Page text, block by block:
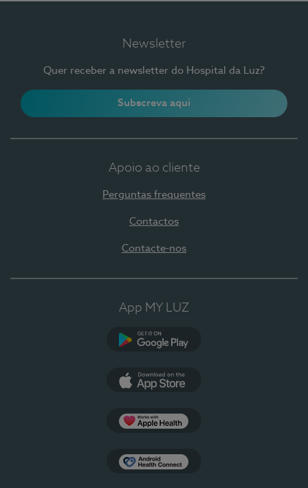
Newsletter
Quer receber a newsletter do Hospital da Luz?
Subscreva aqui
Apoio ao cliente
Perguntas frequentes
Contactos
Contacte-nos
App MY LUZ